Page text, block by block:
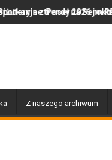
na Sejm RP Katarzyną
2026 roku: Jak polska
Z naszego archiwum